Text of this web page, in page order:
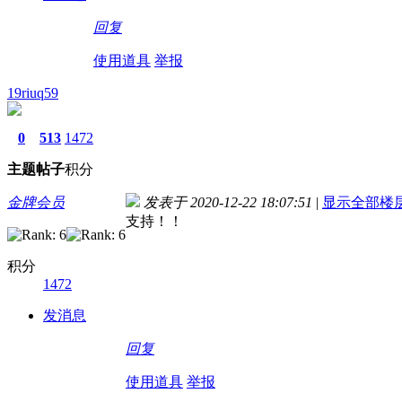
回复
使用道具 举报
19riuq59
0
主题
513
帖子
1472
积分
金牌会员
积分
1472
发消息
发表于 2020-12-22 18:07:51 | 显示全部楼
支持！！
回复
使用道具 举报